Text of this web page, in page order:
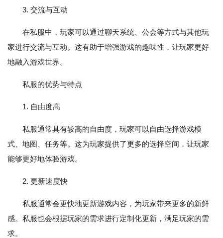
3. 交流与互动
在私服中，玩家可以通过聊天系统、公会等方式与其他玩
家进行交流与互动。这有助于增强游戏的趣味性，让玩家更好
地融入游戏世界。
私服的优势与特点
1. 自由度高
私服通常具有较高的自由度，玩家可以自由选择游戏模
式、地图、任务等。这为玩家提供了更多的选择空间，让玩家
能够更好地体验游戏。
2. 更新速度快
私服通常会更快地更新游戏内容，为玩家带来更多的新鲜
感。私服也会根据玩家的需求进行定制化更新，满足玩家的需
求。